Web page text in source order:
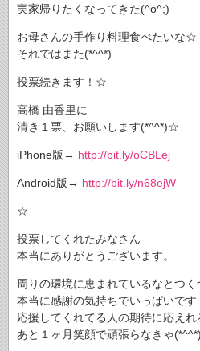
実家帰りたくなってきた(^o^;)
お母さんの手作り料理食べたいな☆
それではまた(*^^*)
投票続きます！☆
高橋 由香里に
清き１票、お願いします(*^^*)☆
iPhone版→ http://bit.ly/oCBLej
Android版→ http://bit.ly/n68ejW
☆
投票してくれたみなさん
本当にありがとうございます。
周りの環境に恵まれているなとつく
本当に感謝の気持ちでいっぱいです
応援してくれてる人の期待に応えれ
あと１ヶ月笑顔で頑張らなきゃ